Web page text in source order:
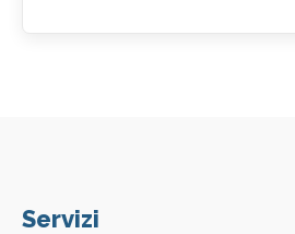
Servizi